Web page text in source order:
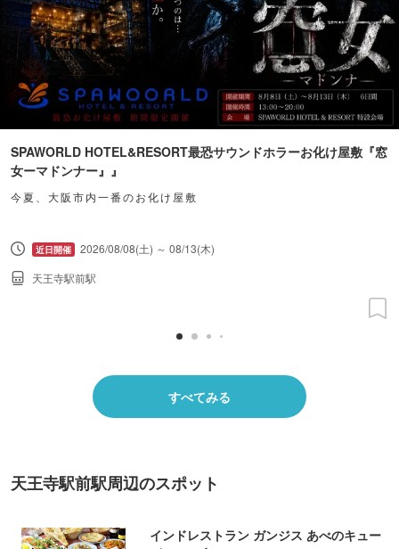
SPAWORLD HOTEL&RESORT最恐サウンドホラーお化け屋敷『窓
女ーマドンナー』』
今夏、大阪市内一番のお化け屋敷
2026/08/08(土) ～ 08/13(木)
天王寺駅前駅
すべてみる
天王寺駅前駅周辺のスポット
インドレストラン ガンジス あべのキュー